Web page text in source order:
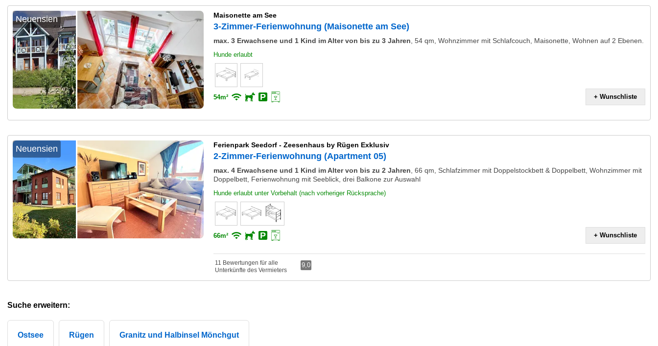
Neuensien Maisonette am See
3-Zimmer-Ferienwohnung (Maisonette am See)
max. 3 Erwachsene und 1 Kind im Alter von bis zu 3 Jahren 54 qm, Wohnzimmer mit Schlafcouch, Maisonette, Wohnen auf 2 Ebenen.
Hunde erlaubt
54m² + Wunschliste
Neuensien Ferienpark Seedorf - Zeesenhaus by Rügen Exklusiv
2-Zimmer-Ferienwohnung (Apartment 05)
max. 4 Erwachsene und 1 Kind im Alter von bis zu 2 Jahren 66 qm, Schlafzimmer mit Doppelstockbett & Doppelbett, Wohnzimmer mit
Doppelbett, Ferienwohnung mit Seeblick, drei Balkone zur Auswahl
Hunde erlaubt unter Vorbehalt (nach vorheriger Rücksprache)
66m² + Wunschliste
11 Bewertungen für alle
Unterkünfte des Vermieters
9,0
Suche erweitern:
Ostsee Rügen Granitz und Halbinsel Mönchgut